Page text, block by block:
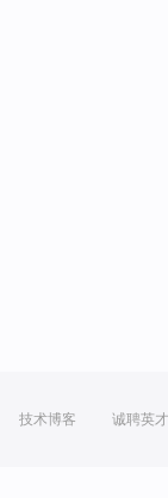
技术博客 诚聘英才